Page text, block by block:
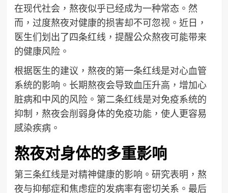
在现代社会，熬夜似乎已经成为一种常态。然
而，过度熬夜对健康的损害却不可忽视。近日，
医生们划出了四条红线，提醒公众熬夜可能带来
的健康风险。
根据医生的建议，熬夜的第一条红线是对心血管
系统的影响。长期熬夜会导致血压升高，增加心
脏病和中风的风险。第二条红线是对免疫系统的
抑制，熬夜会削弱身体的免疫功能，使人更容易
感染疾病。
熬夜对身体的多重影响
第三条红线是对精神健康的影响。研究表明，熬
夜与抑郁症和焦虑症的发病率有密切关系。最后